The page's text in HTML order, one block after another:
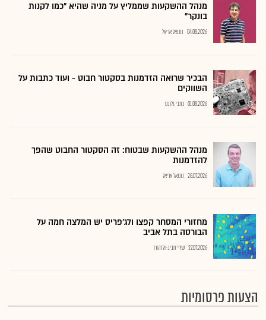
מנהל ההשקעות שממליץ על מניה שהיא "כמו לקנות
בונקר"
04.08.2026 נתנאל אריאל
הבכיר שרואה הזדמנות בסקטור חבוט - ועוד כתבות על
השווקים
01.08.2026 כתבי גלובס
מנהל ההשקעות שבטוח: זה הסקטור החבוט שהפך
להזדמנות
28.07.2026 נתנאל אריאל
מחזורי המסחר קפצו ולג'פריס יש המלצה חמה על
הבורסה בתל אביב
27.07.2026 שירי חביב-ולדהורן
הצעות פרסומיות